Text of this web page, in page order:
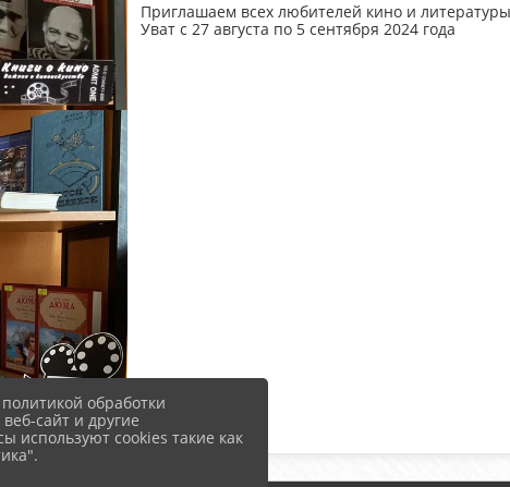
Приглашаем всех любителей кино и
Уват с 27 августа по 5 сентября 2024 года
обработки
сайт и другие
используют cookies такие как